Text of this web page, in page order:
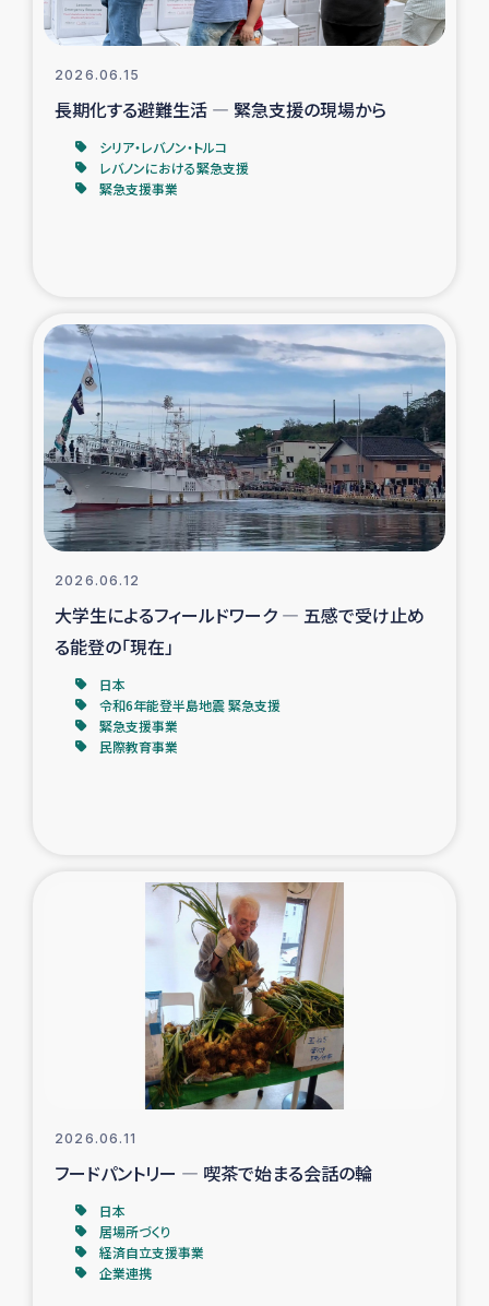
レバノンにおける緊急支援
レバノンでのシリア難民への教育支援事業
海外ルーツの市民との共生
復興応援隊の活動
仮設住宅生活支援・農業復興支援
漁業復興支援
インターン・ボランティア日誌
ガザ空爆被災者への食料支援と農家生産支援
ガザ地区における被災住民への緊急支援
ガザ地区酪農を通した女性グループの生計支援
ふりかけ普及と食生活改善による栄養改善事業
フェアトレード事業
女性の生計向上を通じた子どもの栄養改善事業
2026.06.15
長期化する避難生活 ― 緊急支援の現場から
シリア・レバノン・トルコ
レバノンにおける緊急支援
緊急支援事業
2026.06.12
大学生によるフィールドワーク ― 五感で受け止め
る能登の「現在」
日本
令和6年能登半島地震 緊急支援
緊急支援事業
民際教育事業
2026.06.11
フードパントリー ― 喫茶で始まる会話の輪
日本
居場所づくり
経済自立支援事業
企業連携